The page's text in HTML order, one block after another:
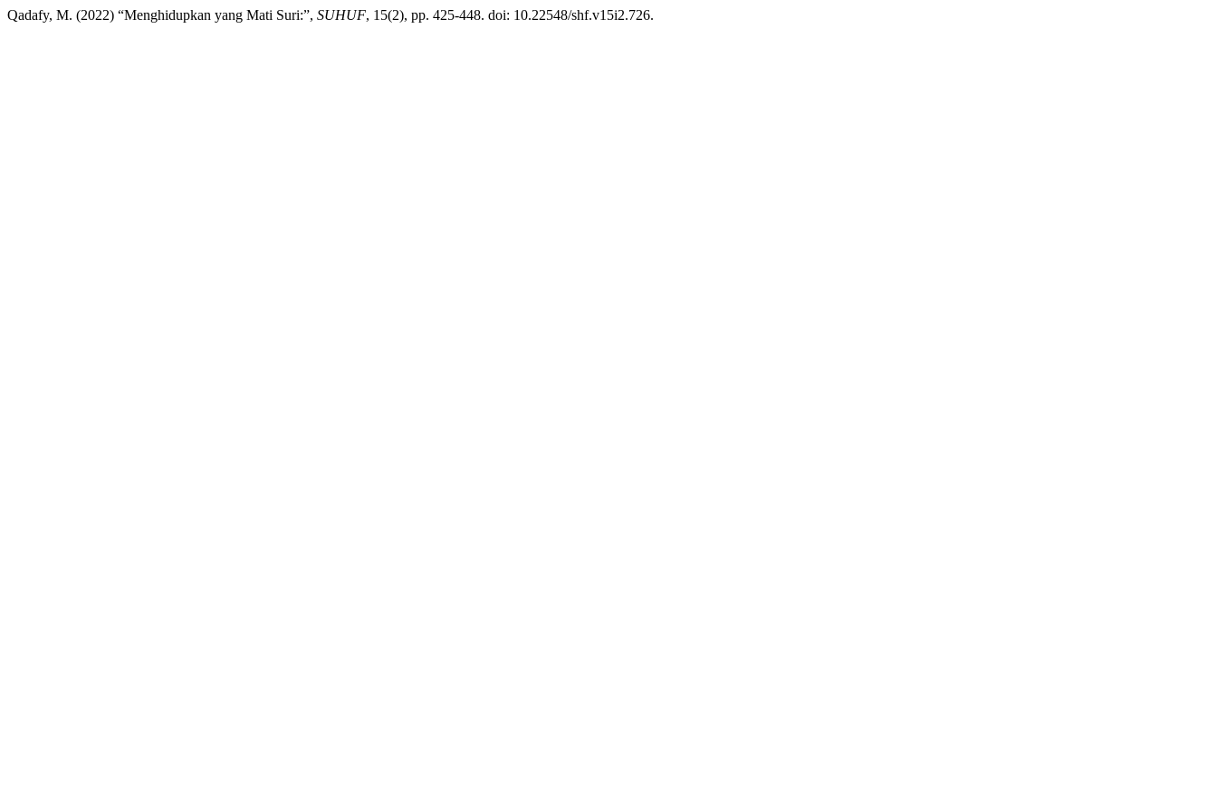
Qadafy, M. (2022) “Menghidupkan yang Mati Suri:”, SUHUF, 15(2), pp. 425-448. doi: 10.22548/shf.v15i2.726.